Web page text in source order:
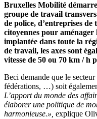
Bruxelles Mobilité
groupe de travail
de police, d’entreprises
citoyennes pour aménager
implantée dans toute la
de travail, les axes sont
vitesse de 50 ou 70 km / h
Beci demande que le
fédérations, …) soit
L’apport du monde des
élaborer une politique de
harmonieuse.», explique